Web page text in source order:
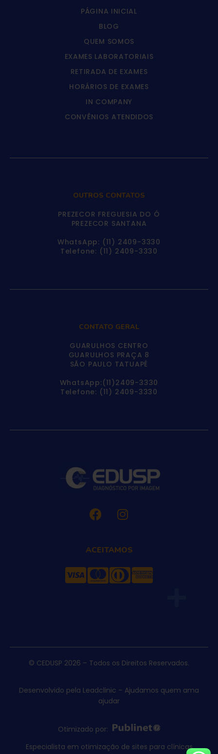
ACEITAMOS
CONTATO GERAL
GUARULHOS CENTRO
GUARULHOS PRAÇA 8
SÃO PAULO TATUAPÉ
WhatsApp:(11)2409-3330
Telefone: (11) 2409-3330
OUTROS CONTATOS
PREZECOR FREGUESIA DO Ó
PREZECOR SANTANA
WhatsApp: (11) 2409-3330
Telefone: (11) 2409-3330
PÁGINA INICIAL
BLOG
QUEM SOMOS
EXAMES LABORATORIAIS
RETIRADA DE EXAMES
HORÁRIOS DE EXAMES
IN COMPANY
CONVÊNIOS ATENDIDOS
© CEDUSP 2026 – Todos os Direitos Reservados.
Desenvolvido pela Leadclinic – Ajudamos quem ama
ajudar
Otimizado por:
Especialista em otimização de sites para clínicas